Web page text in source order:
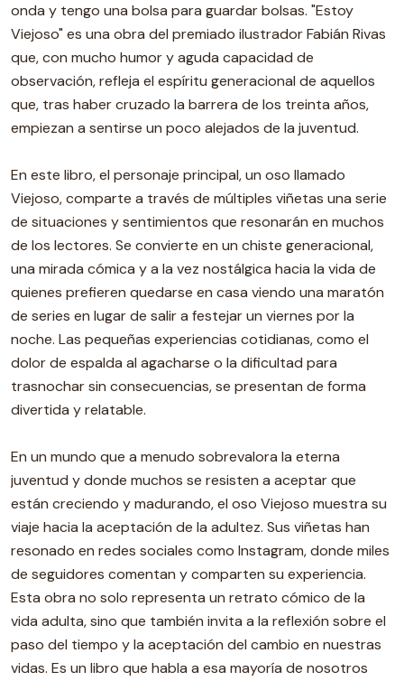
onda y tengo una bolsa para guardar bolsas. "Estoy
Viejoso" es una obra del premiado ilustrador Fabián Rivas
que, con mucho humor y aguda capacidad de
observación, refleja el espíritu generacional de aquellos
que, tras haber cruzado la barrera de los treinta años,
empiezan a sentirse un poco alejados de la juventud.
En este libro, el personaje principal, un oso llamado
Viejoso, comparte a través de múltiples viñetas una serie
de situaciones y sentimientos que resonarán en muchos
de los lectores. Se convierte en un chiste generacional,
una mirada cómica y a la vez nostálgica hacia la vida de
quienes prefieren quedarse en casa viendo una maratón
de series en lugar de salir a festejar un viernes por la
noche. Las pequeñas experiencias cotidianas, como el
dolor de espalda al agacharse o la dificultad para
trasnochar sin consecuencias, se presentan de forma
divertida y relatable.
En un mundo que a menudo sobrevalora la eterna
juventud y donde muchos se resisten a aceptar que
están creciendo y madurando, el oso Viejoso muestra su
viaje hacia la aceptación de la adultez. Sus viñetas han
resonado en redes sociales como Instagram, donde miles
de seguidores comentan y comparten su experiencia.
Esta obra no solo representa un retrato cómico de la
vida adulta, sino que también invita a la reflexión sobre el
paso del tiempo y la aceptación del cambio en nuestras
vidas. Es un libro que habla a esa mayoría de nosotros